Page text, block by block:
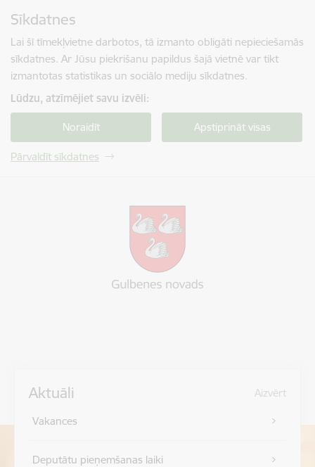
Sīkdatnes
Lai šī tīmekļvietne darbotos, tā izmanto obligāti nepieciešamās
sīkdatnes. Ar Jūsu piekrišanu papildus šajā vietnē var tikt
izmantotas statistikas un sociālo mediju sīkdatnes.
Lūdzu, atzīmējiet savu izvēli:
Noraidīt Apstiprināt visas
Pārvaldīt sīkdatnes
Aktuāli Aizvērt
Vakances
Deputātu pieņemšanas laiki